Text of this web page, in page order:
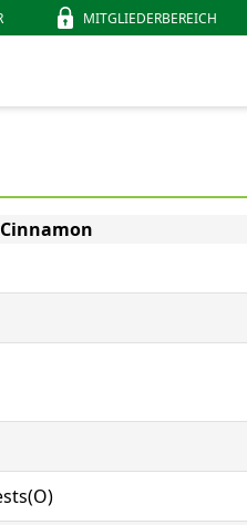
MITGLIEDERBEREICH